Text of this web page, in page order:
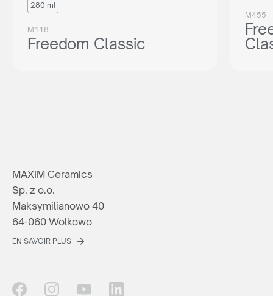
280 ml
M118
Freedom Classic
M455
MAXIM Ceramics
Sp. z o.o.
Maksymilianowo 40
64-060 Wolkowo
EN SAVOIR PLUS